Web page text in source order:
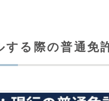
る際の普通免